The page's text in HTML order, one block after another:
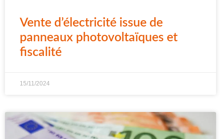
Vente d’électricité issue de
panneaux photovoltaïques et
fiscalité
15/11/2024